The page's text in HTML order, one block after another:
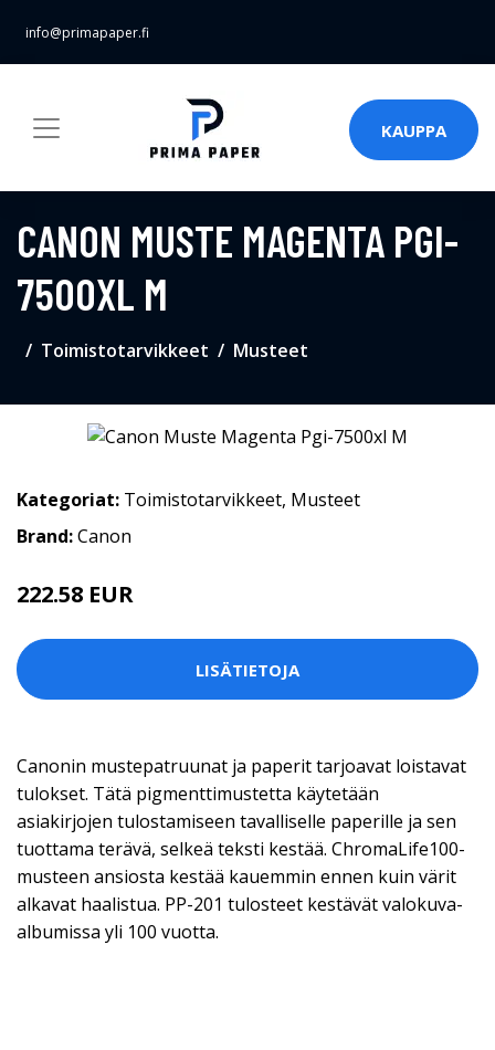
info@primapaper.fi
KAUPPA
CANON MUSTE MAGENTA PGI-
7500XL M
Toimistotarvikkeet Musteet
Kategoriat: Toimistotarvikkeet, Musteet
Brand:Canon
222.58 EUR
LISÄTIETOJA
Canonin mustepatruunat ja paperit tarjoavat loistavat
tulokset. Tätä pigmenttimustetta käytetään
asiakirjojen tulostamiseen tavalliselle paperille ja sen
tuottama terävä, selkeä teksti kestää. ChromaLife100-
musteen ansiosta kestää kauemmin ennen kuin värit
alkavat haalistua. PP-201 tulosteet kestävät valokuva-
albumissa yli 100 vuotta.